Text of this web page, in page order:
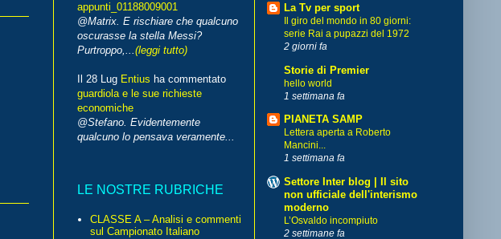
appunti_01188009001
@Matrix. E rischiare che qualcuno
oscurasse la stella Messi?
Purtroppo,...(leggi tutto)
Il 28 Lug Entius ha commentato
guardiola e le sue richieste
economiche
@Stefano. Evidentemente
qualcuno lo pensava veramente...
LE NOSTRE RUBRICHE
CLASSE A – Analisi e commenti
sul Campionato Italiano
La Tv per sport
Il giro del mondo in 80 giorni:
serie Rai a pupazzi del 1972
2 giorni fa
Storie di Premier
hello world
1 settimana fa
PIANETA SAMP
Lettera aperta a Roberto
Mancini...
1 settimana fa
Settore Inter blog | Il sito
non ufficiale dell'interismo
moderno
L’Osvaldo incompiuto
2 settimane fa